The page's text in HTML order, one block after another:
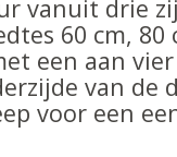
vanuit drie
60 cm, 80
een aan
van de
voor een